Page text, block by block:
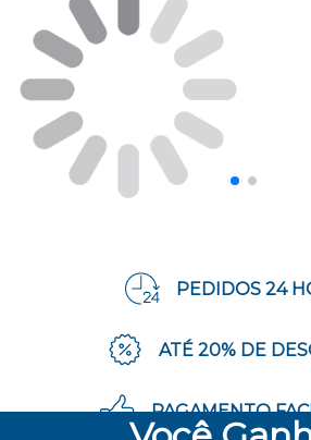
PEDIDOS 24
ATÉ 20% DE
PAGAMENTO